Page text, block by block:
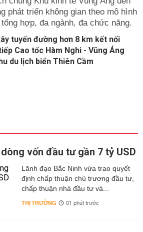
phát triển không gian theo mô hình
hợp, đa ngành, đa chức năng.
tuyến đường hơn 8 km kết nối
Cao tốc Hàm Nghi - Vũng Áng
du lịch biển Thiên Cầm
vốn đầu tư gần 7 tỷ USD
Lãnh đạo Bắc Ninh vừa trao quyết
định chấp thuận chủ trương đầu tư,
chấp thuận nhà đầu tư và...
THỊ TRƯỜNG 01 phút trước